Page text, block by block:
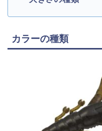
カラーの種類